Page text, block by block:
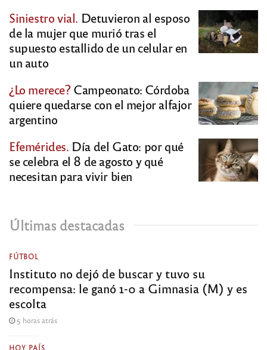
Siniestro vial. Detuvieron al esposo
de la mujer que murió tras el
supuesto estallido de un celular en
un auto
¿Lo merece?Campeonato: Córdoba
quiere quedarse con el mejor alfajor
argentino
Efemérides. Día del Gato: por qué
se celebra el 8 de agosto y qué
necesitan para vivir bien
Últimas destacadas
FÚTBOL
Instituto no dejó de buscar y tuvo su
recompensa: le ganó 1-0 a Gimnasia (M) y es
escolta
5 horas atrás
HOY PAÍS